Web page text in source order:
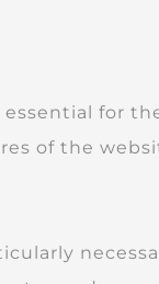
essential for
of the